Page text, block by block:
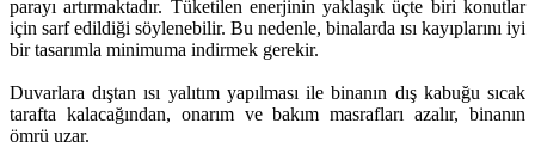
parayı artırmaktadır. Tüketilen enerjinin yaklaşık üçte biri konutlar
için sarf edildiği söylenebilir. Bu nedenle, binalarda ısı kayıplarını iyi
bir tasarımla minimuma indirmek gerekir.
Duvarlara dıştan ısı yalıtım yapılması ile binanın dış kabuğu sıcak
tarafta kalacağından, onarım ve bakım masrafları azalır, binanın
ömrü uzar.